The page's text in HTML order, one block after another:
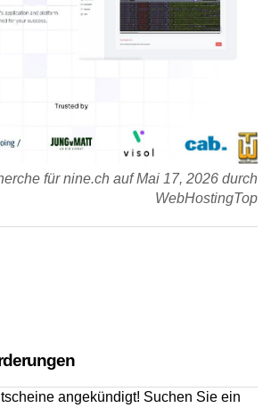
für nine.ch auf Mai 17, 2026 durch
WebHostingTop
angekündigt! Suchen Sie ein